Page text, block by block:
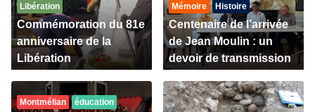
Libération
Commémoration du 81e
anniversaire de la
Libération
Mémoire
Histoire
Centenaire de l’arrivée
de Jean Moulin : un
devoir de transmission
Montmélian
éducation